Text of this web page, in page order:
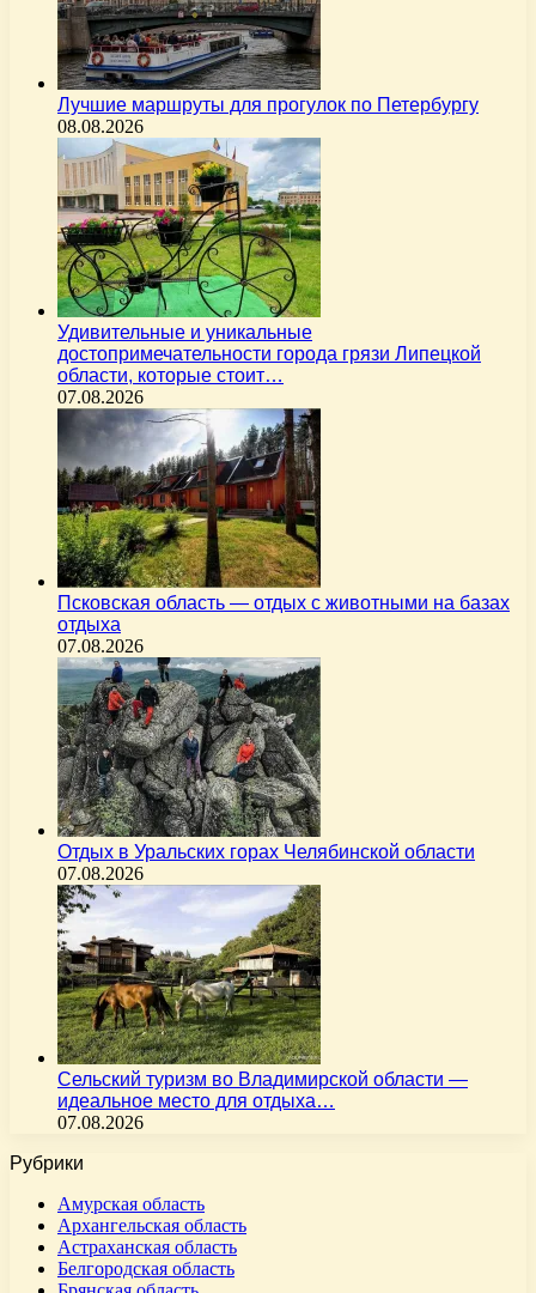
Лучшие маршруты для прогулок по Петербургу
08.08.2026
Удивительные и уникальные
достопримечательности города грязи Липецкой
области, которые стоит…
07.08.2026
Псковская область — отдых с животными на базах
отдыха
07.08.2026
Отдых в Уральских горах Челябинской области
07.08.2026
Сельский туризм во Владимирской области —
идеальное место для отдыха…
07.08.2026
Рубрики
Амурская область
Архангельская область
Астраханская область
Белгородская область